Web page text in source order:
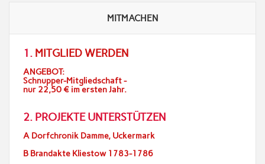
MITMACHEN
1. MITGLIED WERDEN
ANGEBOT:
Schnupper-Mitgliedschaft -
nur 22,50 € im ersten Jahr.
2. PROJEKTE UNTERSTÜTZEN
A Dorfchronik Damme, Uckermark
B Brandakte Kliestow 1783-1786